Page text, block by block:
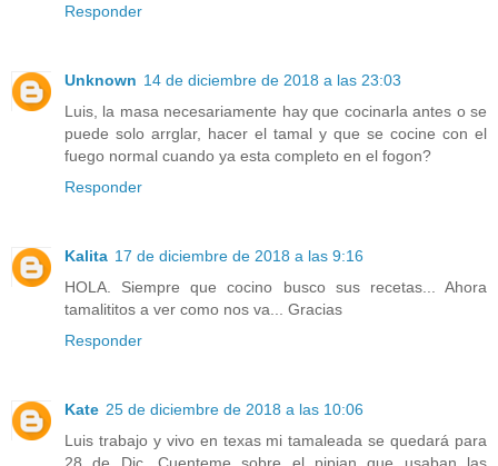
Responder
Unknown 14 de diciembre de 2018 a las 23:03
Luis, la masa necesariamente hay que cocinarla antes o se
puede solo arrglar, hacer el tamal y que se cocine con el
fuego normal cuando ya esta completo en el fogon?
Responder
Kalita 17 de diciembre de 2018 a las 9:16
HOLA. Siempre que cocino busco sus recetas... Ahora
tamalititos a ver como nos va... Gracias
Responder
Kate 25 de diciembre de 2018 a las 10:06
Luis trabajo y vivo en texas mi tamaleada se quedará para
28 de Dic. Cuenteme sobre el pipian que usaban las